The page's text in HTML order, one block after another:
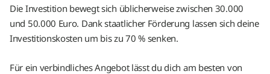
Die Investition bewegt sich üblicherweise zwischen 30.000
und 50.000 Euro. Dank staatlicher Förderung lassen sich deine
Investitionskosten um bis zu 70 % senken.
Für ein verbindliches Angebot lässt du dich am besten von